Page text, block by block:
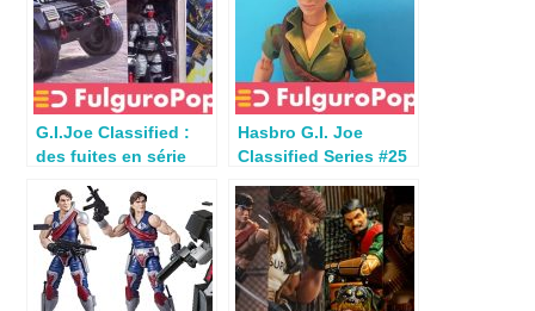
G.I.Joe Classified :
des fuites en série
Hasbro G.I. Joe
Classified Series #25